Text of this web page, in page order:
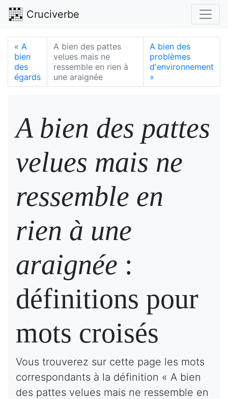
Cruciverbe
« A
bien
des
égards
A bien des pattes
velues mais ne
ressemble en rien à
une araignée
A bien des
problèmes
d'environnement
»
A bien des pattes
velues mais ne
ressemble en
rien à une
araignée :
définitions pour
mots croisés
Vous trouverez sur cette page les mots
correspondants à la définition « A bien
des pattes velues mais ne ressemble en